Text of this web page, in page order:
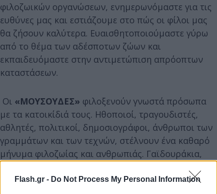
Flash.gr - Do Not Process My Personal Information
φιλοζωικών οργανώσεων, ενημερωνόμαστε για τις
ευθύνες μας και εστιάζουμε στο πώς οι φίλοι μας
θα ζήσουν καλύτερα. Ευαισθητοποιούμαστε γύρω
από το θέμα των αδέσποτων ζώων και
εκπαιδευόμαστε στην αντιμετώπιση απρόοπτων
καταστάσεων.
Οι «ΜΟΥΣΟΥΔΕΣ» φιλοξενούν γνωστά πρόσωπα
με τα κατοικίδιά τους. Ηθοποιοί, τραγουδιστές,
αθλητές, πολιτικοί, δημοσιογράφοι, άνθρωποι των
γραμμάτων και των τεχνών, στέλνουν ένα καθαρό
μήνυμα φιλοζωίας και ανθρωπιάς. Γαϊδουράκια,
αλεπούδες θα μας πουν τις δικές τους ιστορίες. Θα